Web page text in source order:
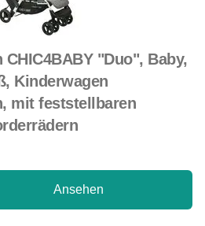
"Duo", Baby,
Kinderwagen
mit feststellbaren
Ansehen